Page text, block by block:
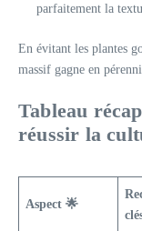
parfaitement la
En évitant les plantes
massif gagne en
Tableau
réussir la
Aspect 🌟